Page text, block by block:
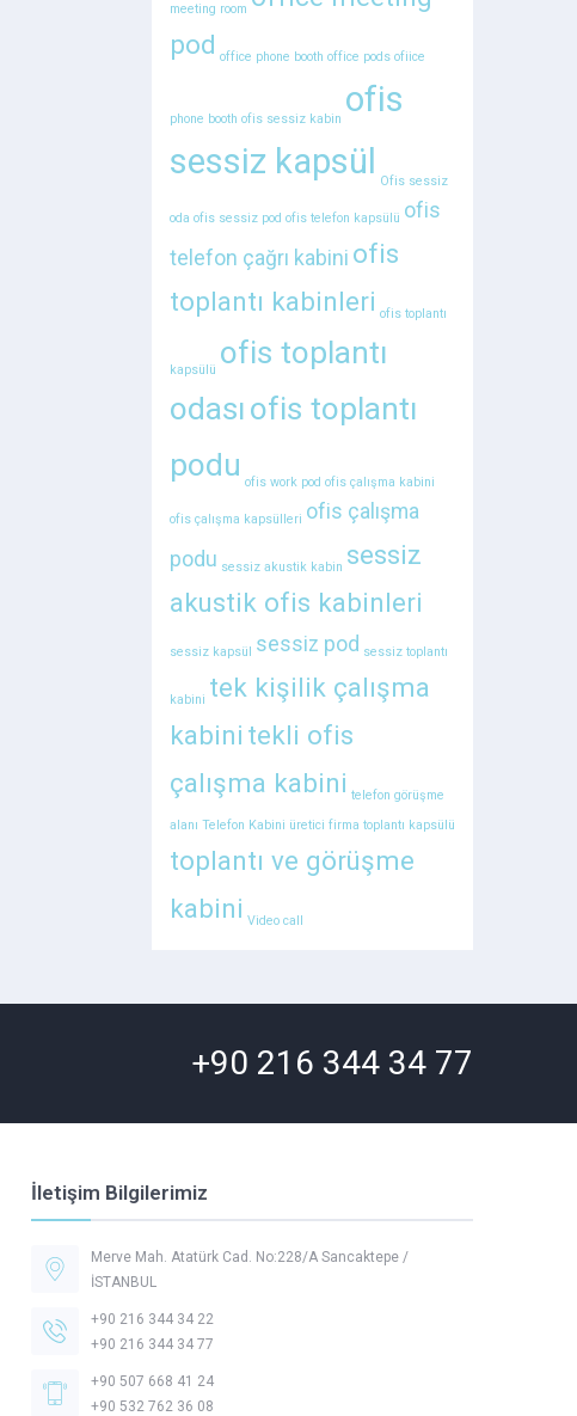
meeting room
pod office phone booth office pods ofiice
phone booth ofis sessiz kabin ofis
sessiz kapsül
Ofis sessiz
oda ofis sessiz pod ofis telefon kapsülü ofis
telefon çağrı kabini ofis
toplantı kabinleri ofis toplantı
kapsülü ofis toplantı
odası ofis toplantı
podu ofis work pod ofis çalışma kabini
ofis çalışma kapsülleri ofis çalışma
podu sessiz akustik kabin sessiz
akustik ofis kabinleri
sessiz kapsül sessiz pod sessiz toplantı
kabini tek kişilik çalışma
kabini tekli ofis
çalışma kabini telefon görüşme
alanı Telefon Kabini üretici firma toplantı kapsülü
toplantı ve görüşme
kabini Video call
+90 216 344 34 77
İletişim Bilgilerimiz
Merve Mah. Atatürk Cad. No:228/A Sancaktepe /
İSTANBUL
+90 216 344 34 22
+90 216 344 34 77
+90 507 668 41 24
+90 532 762 36 08